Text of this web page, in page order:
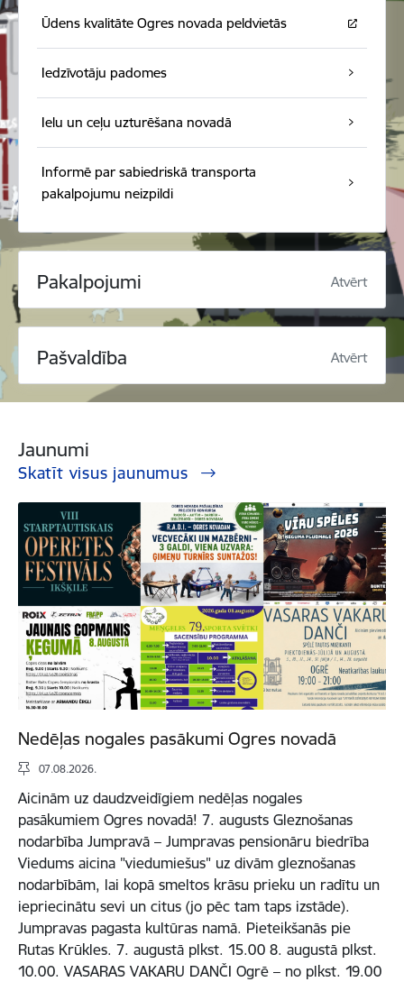
Ūdens kvalitāte Ogres novada peldvietās
Iedzīvotāju padomes
Ielu un ceļu uzturēšana novadā
Informē par sabiedriskā transporta
pakalpojumu neizpildi
Pakalpojumi Atvērt
Pašvaldība Atvērt
Jaunumi
Skatīt visus jaunumus
Nedēļas nogales pasākumi Ogres novadā
07.08.2026.
Aicinām uz daudzveidīgiem nedēļas nogales
pasākumiem Ogres novadā! 7. augusts Gleznošanas
nodarbība Jumpravā – Jumpravas pensionāru biedrība
Viedums aicina "viedumiešus" uz divām gleznošanas
nodarbībām, lai kopā smeltos krāsu prieku un radītu un
iepriecinātu sevi un citus (jo pēc tam taps izstāde).
Jumpravas pagasta kultūras namā. Pieteikšanās pie
Rutas Krūkles. 7. augustā plkst. 15.00 8. augustā plkst.
10.00. VASARAS VAKARU DANČI Ogrē – no plkst. 19.00